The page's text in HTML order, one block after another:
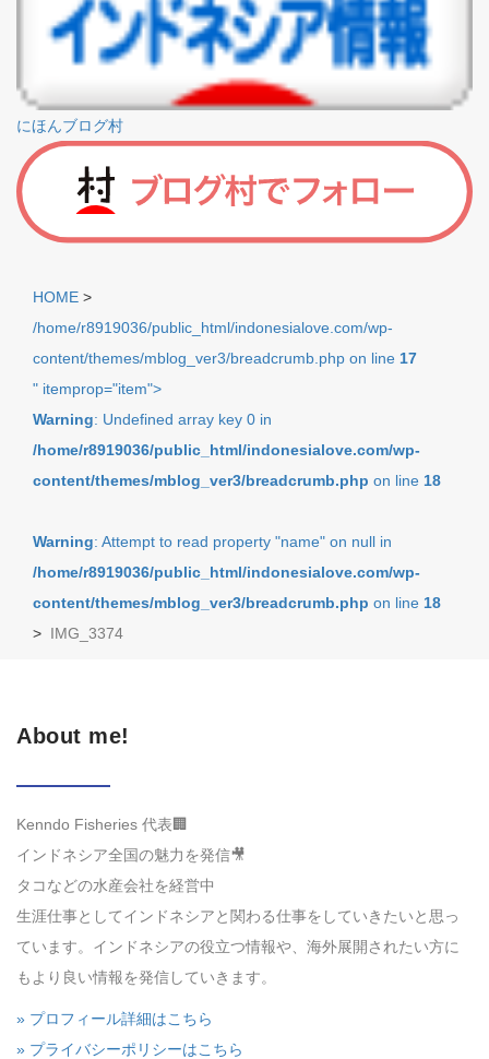
にほんブログ村
HOME >
/home/r8919036/public_html/indonesialove.com/wp-
content/themes/mblog_ver3/breadcrumb.php on line 17
" itemprop="item">
Warning: Undefined array key 0 in
/home/r8919036/public_html/indonesialove.com/wp-
content/themes/mblog_ver3/breadcrumb.php on line 18
Warning: Attempt to read property "name" on null in
/home/r8919036/public_html/indonesialove.com/wp-
content/themes/mblog_ver3/breadcrumb.php on line 18
> IMG_3374
About me!
Kenndo Fisheries 代表🏢
インドネシア全国の魅力を発信🎥
タコなどの水産会社を経営中
生涯仕事としてインドネシアと関わる仕事をしていきたいと思っ
ています。インドネシアの役立つ情報や、海外展開されたい方に
もより良い情報を発信していきます。
» プロフィール詳細はこちら
» プライバシーポリシーはこちら